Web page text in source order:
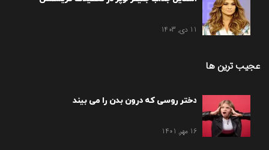
11 دی, 1403
عجیب ترین ها
دختر روسی که درون بدن را می بیند
16 مهر, 1401